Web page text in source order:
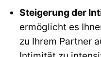
Steigerung der
ermöglicht es
zu Ihrem Partner